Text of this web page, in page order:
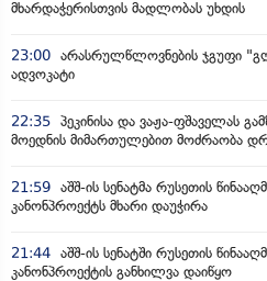
მხარდაჭერისთვის მადლობას უხდის
23:00 არასრულწლოვნების ჯგუფი
ადვოკატი
22:35 პეკინისა და ვაჟა-ფშაველას
მოედნის მიმართულებით მოძრაობა
21:59 აშშ-ის სენატმა რუსეთის
კანონპროექტს მხარი დაუჭირა
21:44 აშშ-ის სენატში რუსეთის
კანონპროექტის განხილვა დაიწყო